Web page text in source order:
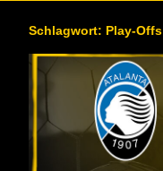
Schlagwort: Play-Offs